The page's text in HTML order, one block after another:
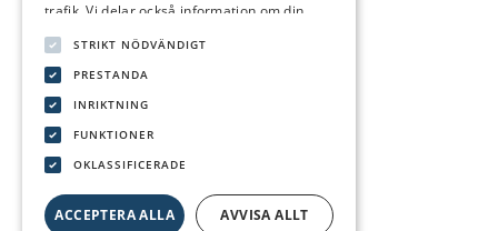
trafik. Vi delar också information om din
reklam- och analyspartners som kan
kombinera den med annan information som
du har tillhandahållit dem eller som de har
samlat in från din användning av deras
tjänster.Integritetspolicy
STRIKT NÖDVÄNDIGT
PRESTANDA
INRIKTNING
FUNKTIONER
OKLASSIFICERADE
ACCEPTERA ALLA AVVISA ALLT